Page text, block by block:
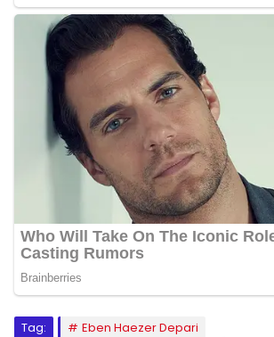
Tag:
Eben Haezer Depari